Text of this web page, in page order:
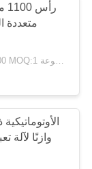
11
متعددة
وازنًا لآلة